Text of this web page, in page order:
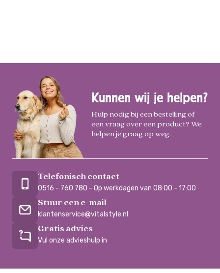
Kunnen wij je helpen?
Hulp nodig bij een bestelling of
een vraag over een product? We
helpen je graag op weg.
Telefonisch contact
0516 - 760 780 - Op werkdagen van 08:00 - 17:00
Stuur een e-mail
klantenservice@vitalstyle.nl
Gratis advies
Vul onze advieshulp in